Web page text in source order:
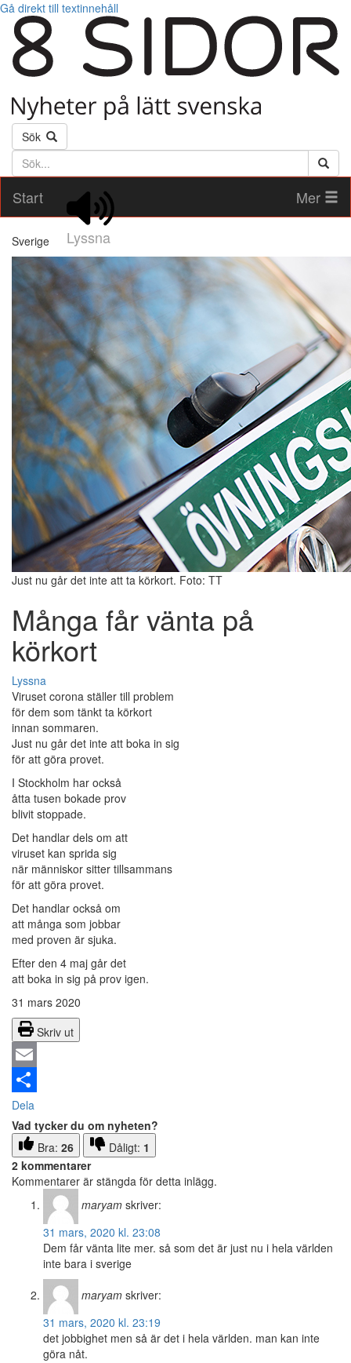
Gå direkt till textinnehåll
Sök
Söktext
Start
Lyssna
Mer
Sverige
Just nu går det inte att ta körkort. Foto: TT
Många får vänta på
körkort
Lyssna
Viruset corona ställer till problem
för dem som tänkt ta körkort
innan sommaren.
Just nu går det inte att boka in sig
för att göra provet.
I Stockholm har också
åtta tusen bokade prov
blivit stoppade.
Det handlar dels om att
viruset kan sprida sig
när människor sitter tillsammans
för att göra provet.
Det handlar också om
att många som jobbar
med proven är sjuka.
Efter den 4 maj går det
att boka in sig på prov igen.
31 mars 2020
Skriv ut
Email
Dela
Vad tycker du om nyheten?
Bra: 26 Dåligt: 1
2 kommentarer
Kommentarer är stängda för detta inlägg.
maryam skriver:
31 mars, 2020 kl. 23:08
Dem får vänta lite mer. så som det är just nu i hela världen
inte bara i sverige
maryam skriver:
31 mars, 2020 kl. 23:19
det jobbighet men så är det i hela världen. man kan inte
göra nåt.